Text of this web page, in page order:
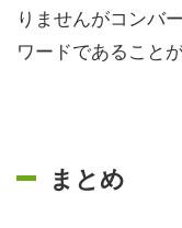
りませんがコンバ
ワードであること
まとめ